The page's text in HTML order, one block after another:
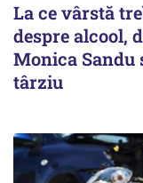
La ce vârstă
despre alcool,
Monica Sandu
târziu